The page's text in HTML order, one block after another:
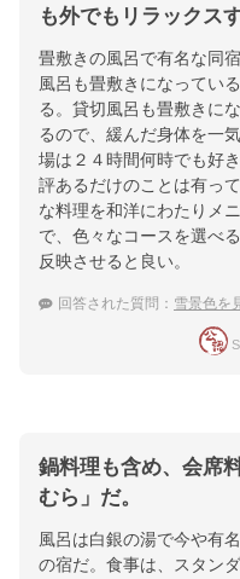
も外でもリラックス
畳敷きの風呂で有名な同
風呂も畳敷きになってい
る。貸切風呂も畳敷きに
るので、緩んだ身体を一
場は２４時間何時でも好
評あるだけのことは有っ
な料理を和洋にわたりメ
で、色々なコースを選べ
反映させると良い。
回答された質問： 雪景色を見
鍋料理も含め、会席
むら」だ。
風呂は白銀の湯で今や有
の宿だ。食事は、スタン